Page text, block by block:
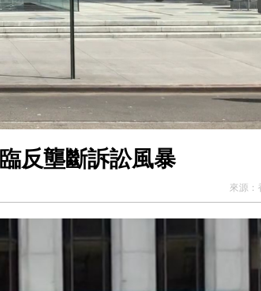
額近936億
傳承新篇章
反壟斷訴訟風暴
來源：